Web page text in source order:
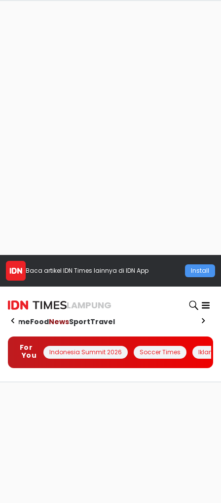
Baca artikel IDN Times lainnya di IDN App Install
LAMPUNG
HomeFoodNewsSportTravel
For
You
Indonesia Summit 2026 Soccer Times Iklanin